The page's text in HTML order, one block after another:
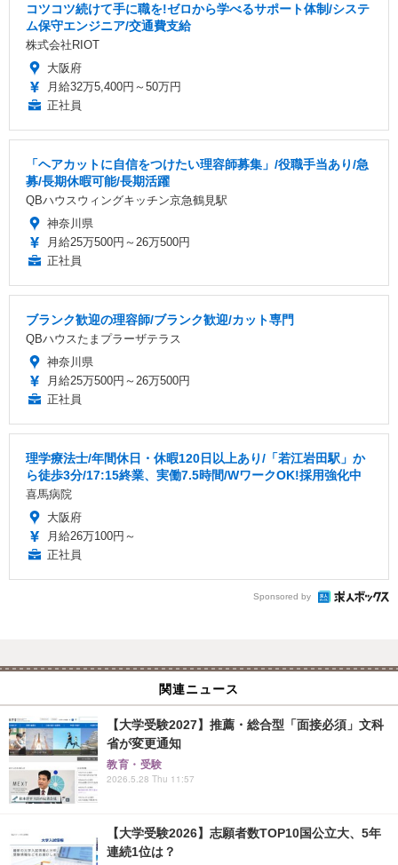
コツコツ続けて手に職を!ゼロから学べるサポート体制/システ
ム保守エンジニア/交通費支給
株式会社RIOT
大阪府
月給32万5,400円～50万円
正社員
「ヘアカットに自信をつけたい理容師募集」/役職手当あり/急
募/長期休暇可能/長期活躍
QBハウスウィングキッチン京急鶴見駅
神奈川県
月給25万500円～26万500円
正社員
ブランク歓迎の理容師/ブランク歓迎/カット専門
QBハウスたまプラーザテラス
神奈川県
月給25万500円～26万500円
正社員
理学療法士/年間休日・休暇120日以上あり/「若江岩田駅」か
ら徒歩3分/17:15終業、実働7.5時間/WワークOK!採用強化中
喜馬病院
大阪府
月給26万100円～
正社員
Sponsored by
関連ニュース
【大学受験2027】推薦・総合型「面接必須」文科
省が変更通知
教育・受験
2026.5.28 Thu 11:57
【大学受験2026】志願者数TOP10国公立大、5年
連続1位は？